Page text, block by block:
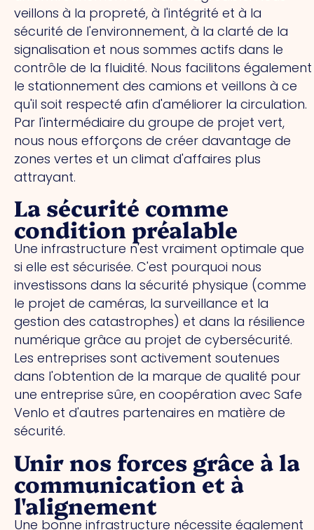
veillons à la propreté, à l'intégrité et à la
sécurité de l'environnement, à la clarté de la
signalisation et nous sommes actifs dans le
contrôle de la fluidité. Nous facilitons également
le stationnement des camions et veillons à ce
qu'il soit respecté afin d'améliorer la circulation.
Par l'intermédiaire du groupe de projet vert,
nous nous efforçons de créer davantage de
zones vertes et un climat d'affaires plus
attrayant.
La sécurité comme
condition préalable
Une infrastructure n'est vraiment optimale que
si elle est sécurisée. C'est pourquoi nous
investissons dans la sécurité physique (comme
le projet de caméras, la surveillance et la
gestion des catastrophes) et dans la résilience
numérique grâce au projet de cybersécurité.
Les entreprises sont activement soutenues
dans l'obtention de la marque de qualité pour
une entreprise sûre, en coopération avec Safe
Venlo et d'autres partenaires en matière de
sécurité.
Unir nos forces grâce à la
communication et à
l'alignement
Une bonne infrastructure nécessite également